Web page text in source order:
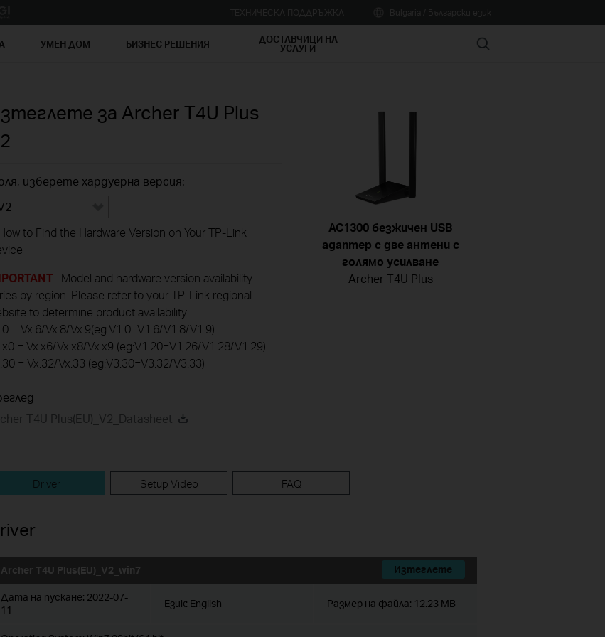
УМЕН ДОМ БИЗНЕС РЕШЕНИЯ ДОСТАВЧИЦИ НА
УСЛУГИ Search
за Archer T4U Plus
изберете хардуерна версия:
to Find the Hardware Version on Your TP-Link
: Model and hardware version availability
by region. Please refer to your TP-Link regional
to determine product availability.
= Vx.6/Vx.8/Vx.9(eg:V1.0=V1.6/V1.8/V1.9)
= Vx.x6/Vx.x8/Vx.x9 (eg:V1.20=V1.26/V1.28/V1.29)
= Vx.32/Vx.33 (eg:V3.30=V3.32/V3.33)
T4U Plus(EU)_V2_Datasheet
AC1300 безжичен USB
адаптер с две антени с
голямо усилване
Archer T4U Plus
Driver Setup Video FAQ
Archer T4U Plus(EU)_V2_win7 Изтеглете
Дата на пускане: 2022-07-
11
Език: English Размер на файла: 12.23 MB